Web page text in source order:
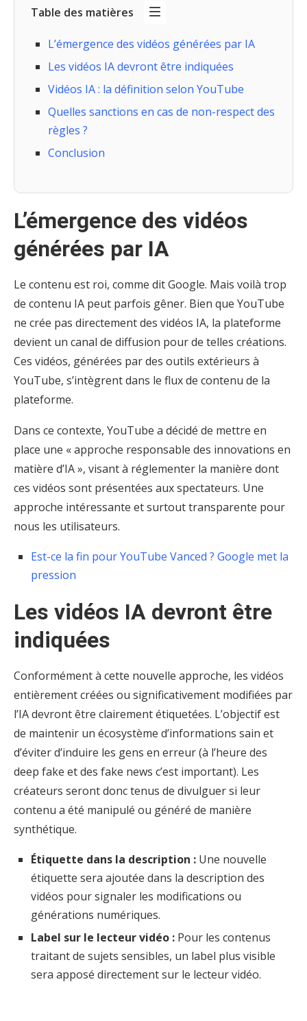
Table des matières
L’émergence des vidéos générées par IA
Les vidéos IA devront être indiquées
Vidéos IA : la définition selon YouTube
Quelles sanctions en cas de non-respect des
règles ?
Conclusion
L’émergence des vidéos
générées par IA
Le contenu est roi, comme dit Google. Mais voilà trop
de contenu IA peut parfois gêner. Bien que YouTube
ne crée pas directement des vidéos IA, la plateforme
devient un canal de diffusion pour de telles créations.
Ces vidéos, générées par des outils extérieurs à
YouTube, s’intègrent dans le flux de contenu de la
plateforme.
Dans ce contexte, YouTube a décidé de mettre en
place une « approche responsable des innovations en
matière d’IA », visant à réglementer la manière dont
ces vidéos sont présentées aux spectateurs. Une
approche intéressante et surtout transparente pour
nous les utilisateurs.
Est-ce la fin pour YouTube Vanced ? Google met la
pression
Les vidéos IA devront être
indiquées
Conformément à cette nouvelle approche, les vidéos
entièrement créées ou significativement modifiées par
l’IA devront être clairement étiquetées. L’objectif est
de maintenir un écosystème d’informations sain et
d’éviter d’induire les gens en erreur (à l’heure des
deep fake et des fake news c’est important). Les
créateurs seront donc tenus de divulguer si leur
contenu a été manipulé ou généré de manière
synthétique.
Étiquette dans la description : Une nouvelle
étiquette sera ajoutée dans la description des
vidéos pour signaler les modifications ou
générations numériques.
Label sur le lecteur vidéo : Pour les contenus
traitant de sujets sensibles, un label plus visible
sera apposé directement sur le lecteur vidéo.